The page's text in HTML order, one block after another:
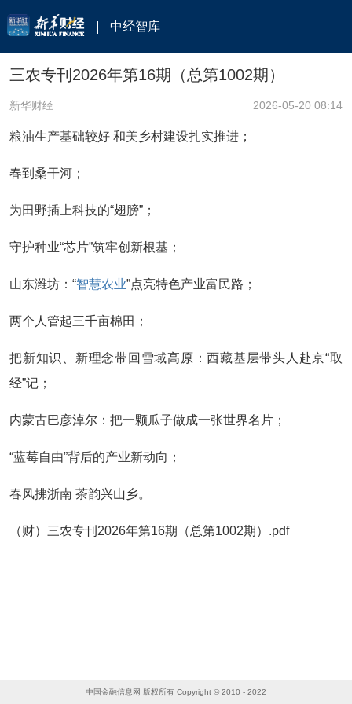
中经智库
三农专刊2026年第16期（总第1002期）
新华财经 2026-05-20 08:14
粮油生产基础较好 和美乡村建设扎实推进；
春到桑干河；
为田野插上科技的“翅膀”；
守护种业“芯片”筑牢创新根基；
山东潍坊：“智慧农业”点亮特色产业富民路；
两个人管起三千亩棉田；
把新知识、新理念带回雪域高原：西藏基层带头人赴京“取
经”记；
内蒙古巴彦淖尔：把一颗瓜子做成一张世界名片；
“蓝莓自由”背后的产业新动向；
春风拂浙南 茶韵兴山乡。
（财）三农专刊2026年第16期（总第1002期）.pdf
中国金融信息网 版权所有 Copyright © 2010 - 2022